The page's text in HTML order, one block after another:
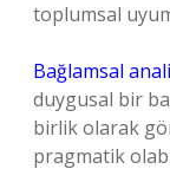
toplumsal
Bağlamsal
duygusal bir
birlik olarak
pragmatik